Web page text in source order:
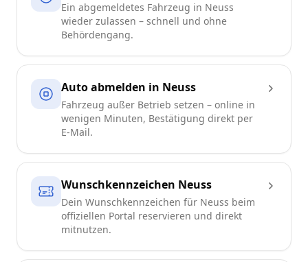
Ein abgemeldetes Fahrzeug in Neuss
wieder zulassen – schnell und ohne
Behördengang.
Auto abmelden in Neuss
Fahrzeug außer Betrieb setzen – online in
wenigen Minuten, Bestätigung direkt per
E-Mail.
Wunschkennzeichen Neuss
Dein Wunschkennzeichen für Neuss beim
offiziellen Portal reservieren und direkt
mitnutzen.